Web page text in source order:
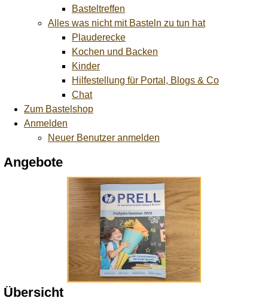
Basteltreffen
Alles was nicht mit Basteln zu tun hat
Plauderecke
Kochen und Backen
Kinder
Hilfestellung für Portal, Blogs & Co
Chat
Zum Bastelshop
Anmelden
Neuer Benutzer anmelden
Angebote
Übersicht